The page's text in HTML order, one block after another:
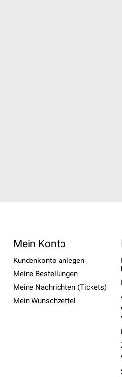
Mein Konto
Kundenkonto anlegen
Meine Bestellungen
Meine Nachrichten (Tickets)
Mein Wunschzettel